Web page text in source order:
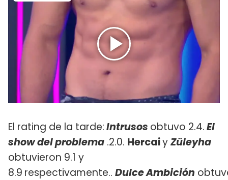
El rating de la tarde:Intrusos obtuvo 2.4.El
show del problema .2.0. HercaiyZüleyha
obtuvieron 9.1 y
8.9 respectivamente.. DulceAmbición